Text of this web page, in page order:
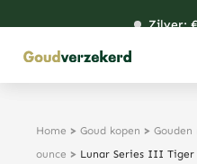
inhoud
Zilver: €
Home > Goud kopen >
ounce > Lunar Series III Tiger